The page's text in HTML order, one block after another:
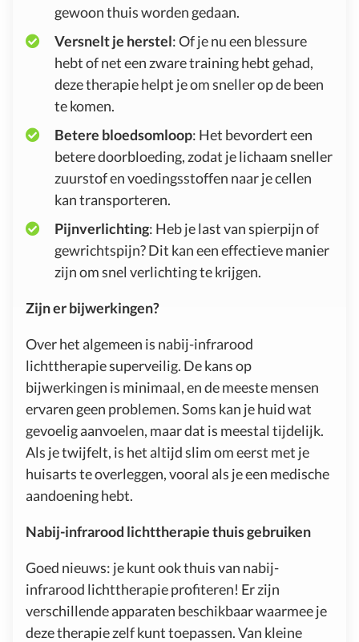
gewoon thuis worden gedaan.
Versnelt je herstel: Of je nu een blessure
hebt of net een zware training hebt gehad,
deze therapie helpt je om sneller op de been
te komen.
Betere bloedsomloop: Het bevordert een
betere doorbloeding, zodat je lichaam sneller
zuurstof en voedingsstoffen naar je cellen
kan transporteren.
Pijnverlichting: Heb je last van spierpijn of
gewrichtspijn? Dit kan een effectieve manier
zijn om snel verlichting te krijgen.
Zijn er bijwerkingen?
Over het algemeen is nabij-infrarood
lichttherapie superveilig. De kans op
bijwerkingen is minimaal, en de meeste mensen
ervaren geen problemen. Soms kan je huid wat
gevoelig aanvoelen, maar dat is meestal tijdelijk.
Als je twijfelt, is het altijd slim om eerst met je
huisarts te overleggen, vooral als je een medische
aandoening hebt.
Nabij-infrarood lichttherapie thuis gebruiken
Goed nieuws: je kunt ook thuis van nabij-
infrarood lichttherapie profiteren! Er zijn
verschillende apparaten beschikbaar waarmee je
deze therapie zelf kunt toepassen. Van kleine